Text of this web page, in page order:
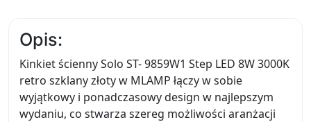
Opis:
Kinkiet ścienny Solo ST- 9859W1 Step LED 8W 3000K
retro szklany złoty w MLAMP łączy w sobie
wyjątkowy i ponadczasowy design w najlepszym
wydaniu, co stwarza szereg możliwości aranżacji